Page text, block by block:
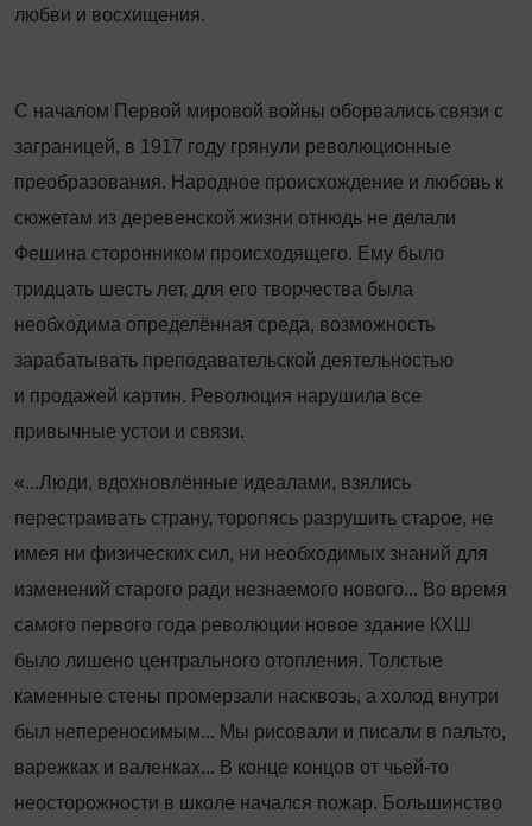
любви и восхищения.
С началом Первой мировой вой­ны оборвались связи с
заграницей, в 1917 году грянули революционные
преобразования. Народное происхождение и любовь к
сюжетам из деревенской жизни отнюдь не делали
Фешина сторонником происходящего. Ему было
тридцать шесть лет, для его творчества была
необходима определённая среда, возможность
зарабатывать преподавательской деятельностью
и продажей картин. Революция нарушила все
привычные устои и связи.
«...Люди, вдохновлённые идеалами, взялись
перестраивать страну, торопясь разрушить старое, не
имея ни физических сил, ни необходимых знаний для
изменений старого ради незнаемого нового... Во время
самого первого года революции новое здание КХШ
было лишено центрального отопления. Толстые
каменные стены промерзали насквозь, а холод внутри
был непереносимым... Мы рисовали и писали в пальто,
варежках и валенках... В конце концов от чьей‑то
неосторожности в школе начался пожар. Большинство